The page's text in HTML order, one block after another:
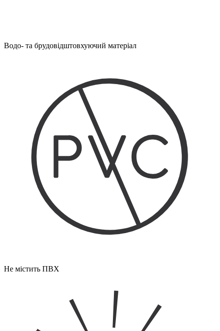
Водо- та брудовідштовхуючий матеріал
Не містить ПВХ